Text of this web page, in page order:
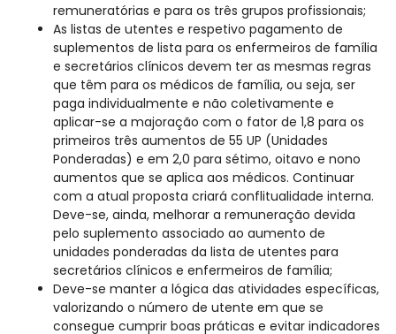
remuneratórias e para os três grupos profissionais;
As listas de utentes e respetivo pagamento de
suplementos de lista para os enfermeiros de família
e secretários clínicos devem ter as mesmas regras
que têm para os médicos de família, ou seja, ser
paga individualmente e não coletivamente e
aplicar-se a majoração com o fator de 1,8 para os
primeiros três aumentos de 55 UP (Unidades
Ponderadas) e em 2,0 para sétimo, oitavo e nono
aumentos que se aplica aos médicos. Continuar
com a atual proposta criará conflitualidade interna.
Deve-se, ainda, melhorar a remuneração devida
pelo suplemento associado ao aumento de
unidades ponderadas da lista de utentes para
secretários clínicos e enfermeiros de família;
Deve-se manter a lógica das atividades específicas,
valorizando o número de utente em que se
consegue cumprir boas práticas e evitar indicadores